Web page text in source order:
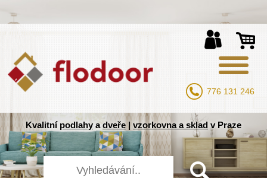
776 131 246
Kvalitní podlahyadveře| vzorkovna a sklad v Praze